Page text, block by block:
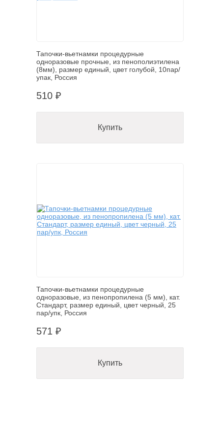
Тапочки-вьетнамки процедурные
одноразовые прочные, из пенополиэтилена
(8мм), размер единый, цвет голубой, 10пар/
упак, Россия
510 ₽
Купить
Тапочки-вьетнамки процедурные
одноразовые, из пенопропилена (5 мм), кат.
Стандарт, размер единый, цвет черный, 25
пар/упк, Россия
571 ₽
Купить